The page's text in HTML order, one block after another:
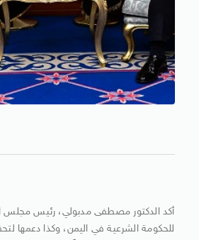
أكد الدكتور مصطفى مدبولي، رئيس مجلس
للحكومة الشرعية في اليمن، وكذا دعمها